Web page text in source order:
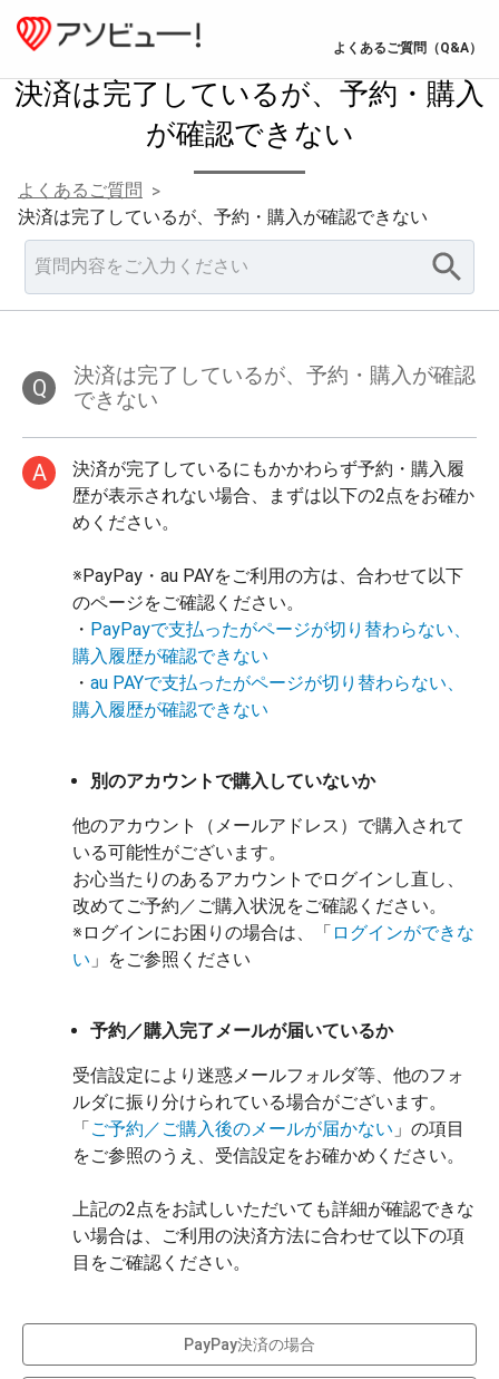
よくあるご質問（Q&A）
決済は完了しているが、予約・購入
が確認できない
よくあるご質問 >
決済は完了しているが、予約・購入が確認できない
Q
決済は完了しているが、予約・購入が確認
できない
A
決済が完了しているにもかかわらず予約・購入履
歴が表示されない場合、まずは以下の2点をお確か
めください。
※PayPay・au PAYをご利用の方は、合わせて以下
のページをご確認ください。
・ PayPayで支払ったがページが切り替わらない、
購入履歴が確認できない
・ au PAYで支払ったがページが切り替わらない、
購入履歴が確認できない
別のアカウントで購入していないか
他のアカウント（メールアドレス）で購入されて
いる可能性がございます。
お心当たりのあるアカウントでログインし直し、
改めてご予約／ご購入状況をご確認ください。
※ログインにお困りの場合は、「 ログインができな
い 」をご参照ください
予約／購入完了メールが届いているか
受信設定により迷惑メールフォルダ等、他のフォ
ルダに振り分けられている場合がございます。
「ご予約／ご購入後のメールが届かない 」の項目
をご参照のうえ、受信設定をお確かめください。
上記の2点をお試しいただいても詳細が確認できな
い場合は、ご利用の決済方法に合わせて以下の項
目をご確認ください。
PayPay決済の場合